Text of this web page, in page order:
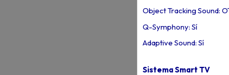
Object Tracking Sound:
Q-Symphony: Sí
Adaptive Sound: Sí
Sistema Smart TV